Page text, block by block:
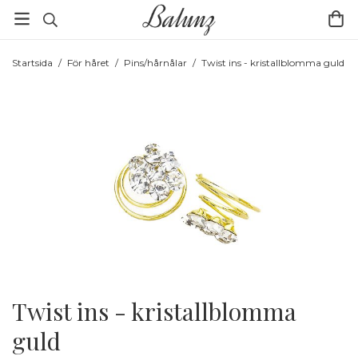
Startsida / För håret / Pins/hårnålar / Twist ins - kristallblomma guld
Twist ins - kristallblomma
guld